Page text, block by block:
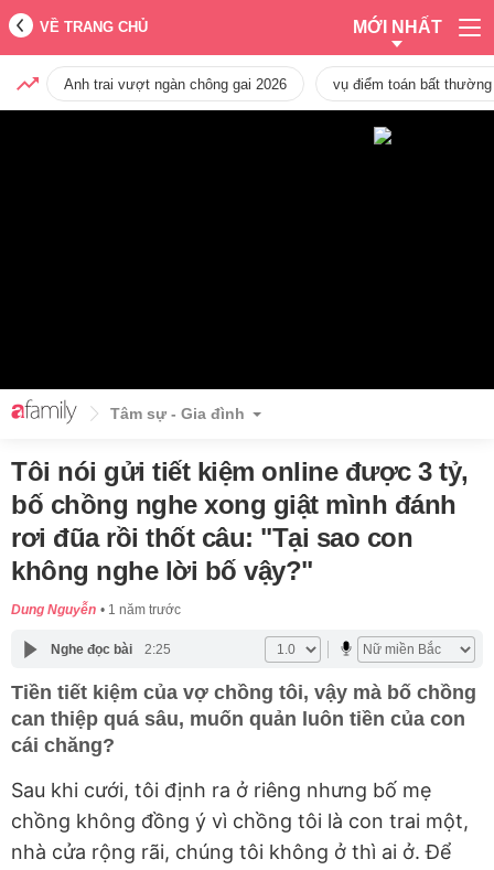
VỀ TRANG CHỦ MỚI NHẤT
Anh trai vượt ngàn chông gai 2026 vụ điểm toán bất
Tâm sự - Gia đình
Tôi nói gửi tiết kiệm online được 3 tỷ,
bố chồng nghe xong giật mình đánh
rơi đũa rồi thốt câu: "Tại sao con
không nghe lời bố vậy?"
Dung Nguyễn 1 năm trước
Nghe đọc bài 2:25
Tiền tiết kiệm của vợ chồng tôi, vậy mà bố chồng
can thiệp quá sâu, muốn quản luôn tiền của con
cái chăng?
Sau khi cưới, tôi định ra ở riêng nhưng bố mẹ
chồng không đồng ý vì chồng tôi là con trai một,
nhà cửa rộng rãi, chúng tôi không ở thì ai ở. Để